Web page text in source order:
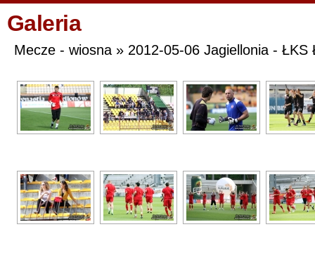
Galeria
Mecze - wiosna » 2012-05-06 Jagiellonia - ŁKS